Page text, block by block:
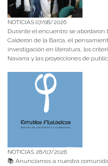
NOTICIAS 07/08/2026
Durante el encuentro se abordaron
Calderón de la Barca, el
investigación en literatura, los
Navarra y las proyecciones de
NOTICIAS 28/07/2026
📚 Anunciamos a nuestra